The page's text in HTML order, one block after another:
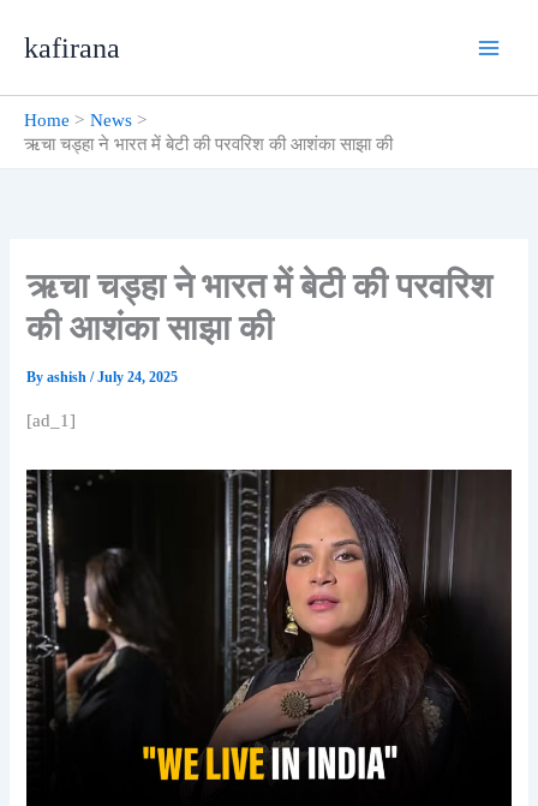
kafirana
Home
News
ऋचा चड्हा ने भारत में बेटी की परवरिश की आशंका साझा की
ऋचा चड्हा ने भारत में बेटी की परवरिश
की आशंका साझा की
Byashish/July 24, 2025
[ad_1]